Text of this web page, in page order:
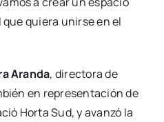
quie­ra unir­se en el
Aran­da, direc­to­ra de
en repre­sen­ta­ción de
Hor­ta Sud, y avan­zó la